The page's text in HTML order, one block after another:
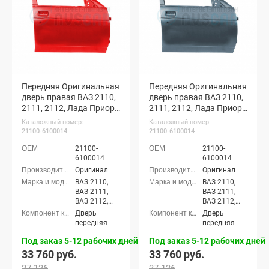
Передняя Оригинальная
дверь правая ВАЗ 2110,
2111, 2112, Лада Приора
(Калифорнийский мак
190)
Каталожный номер:
21100-6100014
21100-
6100014
Оригинал
ВАЗ 2110,
ВАЗ 2111,
ВАЗ 2112,
Лада
Приора
2170), Лада
универсал
Дверь
передняя
Под заказ 5-12 рабочих дней
33 760 руб.
Передняя Оригинальная
дверь правая ВАЗ 2110,
2111, 2112, Лада Приора
(Жимолость 627)
Каталожный номер:
21100-6100014
21100-
6100014
Оригинал
ВАЗ 2110,
ВАЗ 2111,
ВАЗ 2112,
Лада
Приора
2170), Лада
универсал
Дверь
передняя
Под заказ 5-12 рабочих дней
33 760 руб.